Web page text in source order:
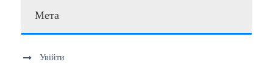
Мета
Увійти